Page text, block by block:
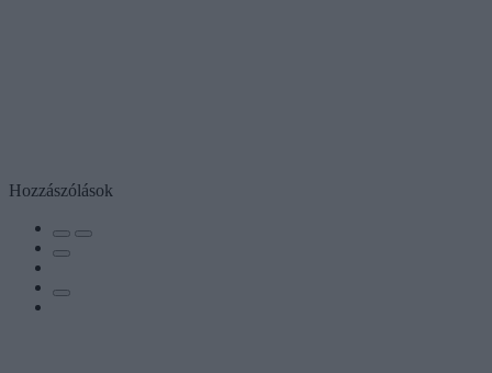
Hozzászólások